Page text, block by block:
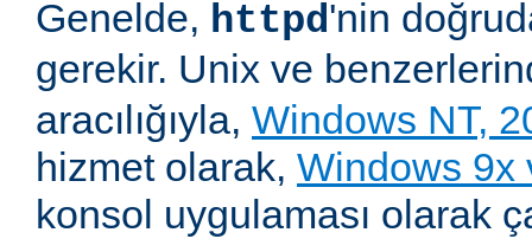
Genelde, httpd'nin
gerekir. Unix ve
aracılığıyla, Windows NT,
hizmet olarak, Windows 9x
konsol uygulaması olarak